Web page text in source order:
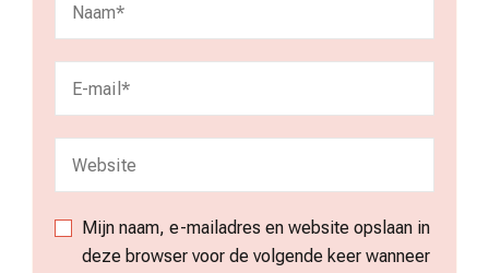
Mijn naam, e-mailadres en website opslaan in
deze browser voor de volgende keer wanneer